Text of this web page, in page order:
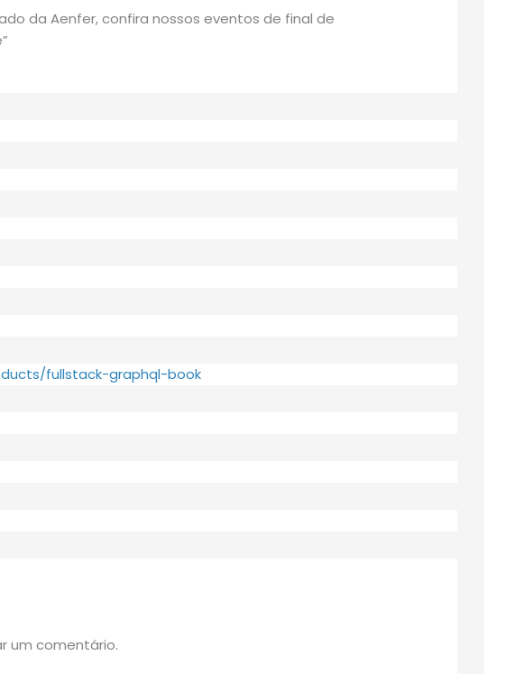
da Aenfer, confira nossos eventos de final de
fullstack-graphql-book
um comentário.